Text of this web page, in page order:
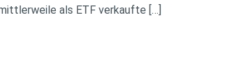
als ETF verkaufte […]